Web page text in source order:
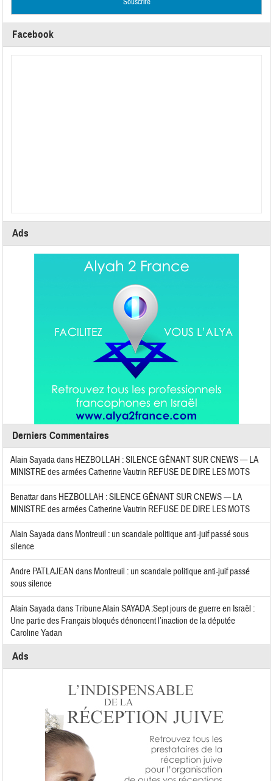
Facebook
Ads
Derniers Commentaires
Alain Sayadadans HEZBOLLAH : SILENCE GÊNANT SUR CNEWS — LA
MINISTRE des armées Catherine Vautrin REFUSE DE DIRE LES MOTS
Benattardans HEZBOLLAH : SILENCE GÊNANT SUR CNEWS — LA
MINISTRE des armées Catherine Vautrin REFUSE DE DIRE LES MOTS
Alain Sayadadans Montreuil : un scandale politique anti-juif passé sous
silence
Andre PATLAJEAN dans Montreuil : un scandale politique anti-juif passé
sous silence
Alain SayadadansTribune Alain SAYADA :Sept jours de guerre en Israël :
Une partie des Français bloqués dénoncent l’inaction de la députée
Caroline Yadan
Ads